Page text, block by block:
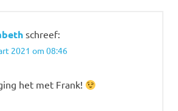
schreef:
2021 om 08:46
het met Frank!